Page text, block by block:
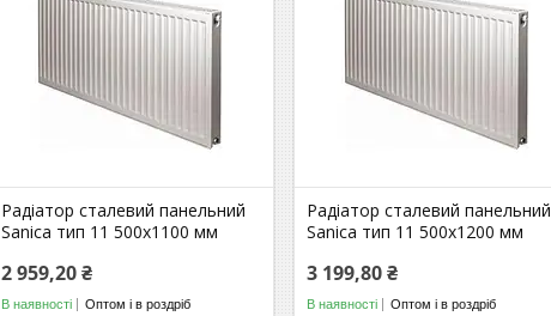
Радіатор сталевий панельний
Sanica тип 11 500х1100 мм
2 959,20 ₴
В наявності Оптом і в роздріб
Радіатор сталевий панельний
Sanica тип 11 500х1200 мм
3 199,80 ₴
В наявності Оптом і в роздріб